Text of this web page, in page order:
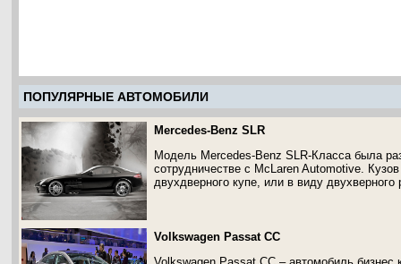
ПОПУЛЯРНЫЕ АВТОМОБИЛИ
Mercedes-Benz SLR
Модель Mercedes-Benz SLR-Класса была
сотрудничестве с McLaren Automotive.
двухдверного купе, или в виду двухверного
Volkswagen Passat CC